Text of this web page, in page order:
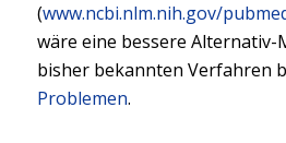
(www.ncbi.nlm.nih.gov/
wäre eine bessere Alternativ-
bisher bekannten Verfahren
Problemen.